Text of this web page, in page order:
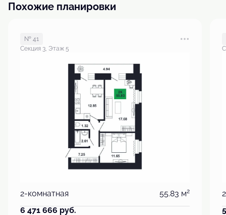
Похожие планировки
№ 41
Секция 3, Этаж 5
2-комнатная 55.83 м2
6 471 666 руб.